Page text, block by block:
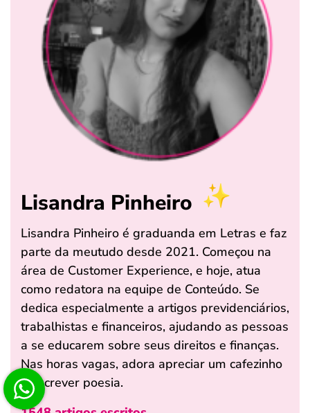
Lisandra Pinheiro
Lisandra Pinheiro é graduanda em Letras e faz
parte da meutudo desde 2021. Começou na
área de Customer Experience, e hoje, atua
como redatora na equipe de Conteúdo. Se
dedica especialmente a artigos previdenciários,
trabalhistas e financeiros, ajudando as pessoas
a se educarem sobre seus direitos e finanças.
Nas horas vagas, adora apreciar um cafezinho
e escrever poesia.